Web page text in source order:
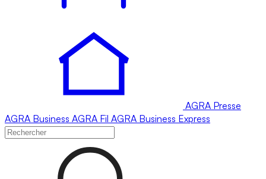
AGRA Presse
AGRA Business AGRA Fil AGRA Business Express